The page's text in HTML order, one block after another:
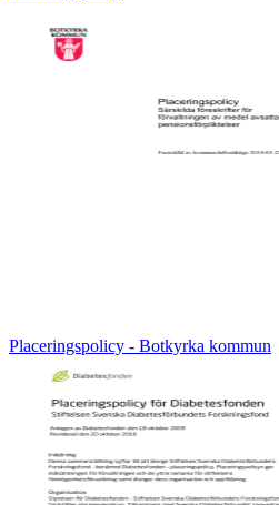
Placeringspolicy - Botkyrka kommun